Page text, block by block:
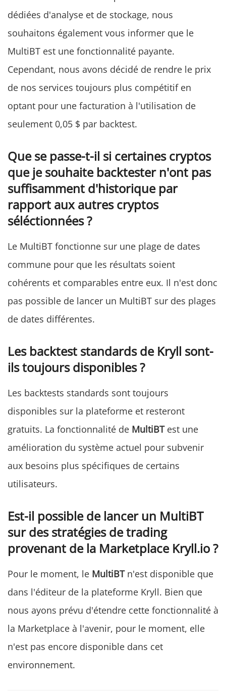
dédiées d'analyse et de stockage, nous
souhaitons également vous informer que le
MultiBT est une fonctionnalité payante.
Cependant, nous avons décidé de rendre le prix
de nos services toujours plus compétitif en
optant pour une facturation à l'utilisation de
seulement 0,05 $ par backtest.
Que se passe-t-il si certaines cryptos
que je souhaite backtester n'ont pas
suffisamment d'historique par
rapport aux autres cryptos
séléctionnées ?
Le MultiBT fonctionne sur une plage de dates
commune pour que les résultats soient
cohérents et comparables entre eux. Il n'est donc
pas possible de lancer un MultiBT sur des plages
de dates différentes.
Les backtest standards de Kryll sont-
ils toujours disponibles ?
Les backtests standards sont toujours
disponibles sur la plateforme et resteront
gratuits. La fonctionnalité de MultiBTest une
amélioration du système actuel pour subvenir
aux besoins plus spécifiques de certains
utilisateurs.
Est-il possible de lancer un MultiBT
sur des stratégies de trading
provenant de la Marketplace Kryll.io ?
Pour le moment, le MultiBTn'est disponible que
dans l'éditeur de la plateforme Kryll. Bien que
nous ayons prévu d'étendre cette fonctionnalité à
la Marketplace à l'avenir, pour le moment, elle
n'est pas encore disponible dans cet
environnement.